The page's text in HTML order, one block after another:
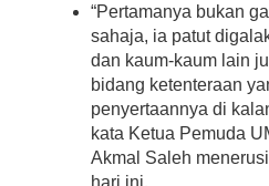
“Pertamanya bukan
sahaja, ia patut
dan kaum-kaum lain
bidang ketenteraan
penyertaannya di
kata Ketua Pemuda
Akmal Saleh
hari ini.